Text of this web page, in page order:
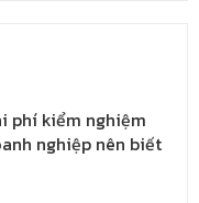
phí kiểm nghiệm
nghiệp nên biết